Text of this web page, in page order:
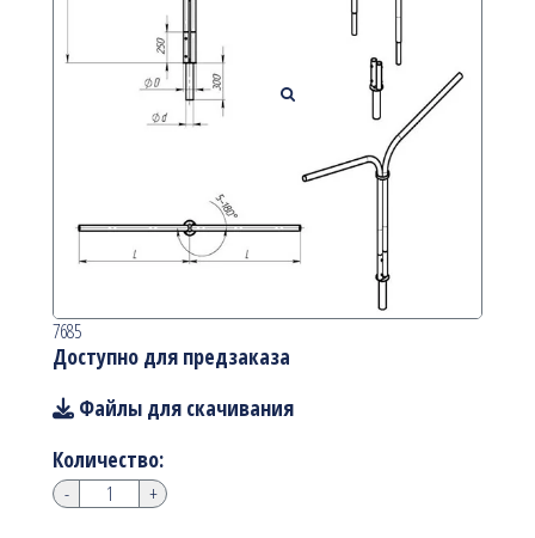
7685
Доступно для предзаказа
Файлы для скачивания
Количество:
- +